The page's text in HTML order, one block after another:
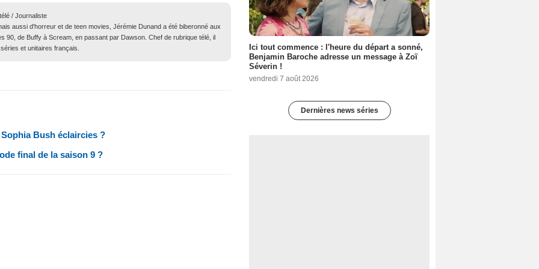
/ Journaliste
aussi d'horreur et de teen movies, Jérémie Dunand a été biberonné aux
90, de Buffy à Scream, en passant par Dawson. Chef de rubrique télé, il
et unitaires français.
Bush éclaircies ?
final de la saison 9 ?
Ici tout commence : l'heure du départ a sonné,
Benjamin Baroche adresse un message à Zoï
Séverin !
vendredi 7 août 2026
Dernières news séries